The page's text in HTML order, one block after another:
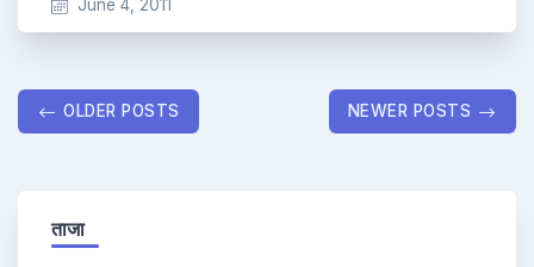
June 4, 2011
PostsOLDER POSTS NEWER POSTS
ताजा